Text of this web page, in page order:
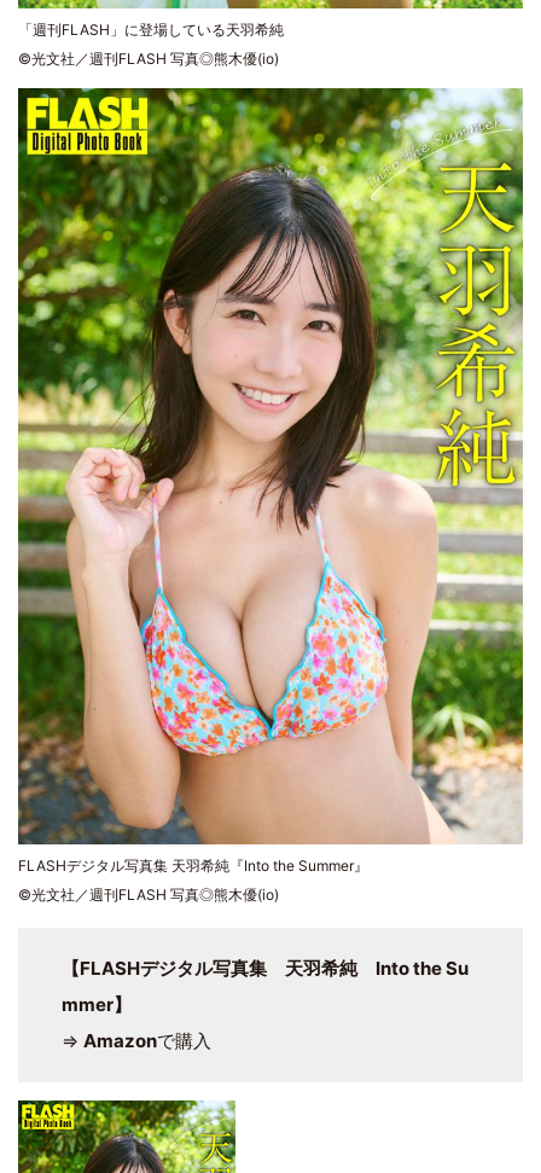
「週刊FLASH」に登場している天羽希純
©光文社／週刊FLASH 写真◎熊木優(io)
FLASHデジタル写真集 天羽希純『Into the Summer』
©光文社／週刊FLASH 写真◎熊木優(io)
【FLASHデジタル写真集 天羽希純 Into the Su
mmer】
⇒ Amazonで購入